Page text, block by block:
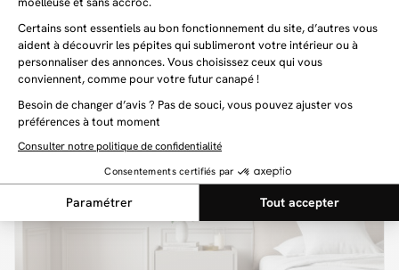
LEA
Couette tempérée LEA lavable 90°C